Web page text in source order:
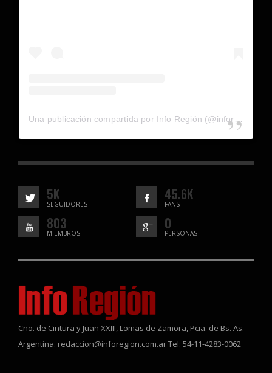
5K
SEGUIDORES
45.6K
FANS
803
MIEMBROS
0
PERSONAS
Cno. de Cintura y Juan XXIII, Lomas de Zamora, Pcia. de Bs. As.
Argentina. redaccion@inforegion.com.ar Tel: 54-11-4283-0062